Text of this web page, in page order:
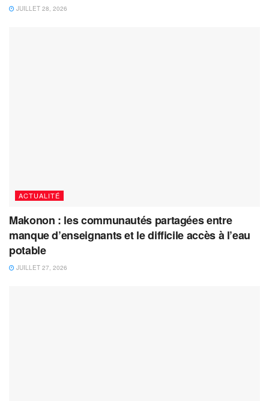
JUILLET 28, 2026
ACTUALITÉ
Makonon : les communautés partagées entre
manque d’enseignants et le difficile accès à l’eau
potable
JUILLET 27, 2026